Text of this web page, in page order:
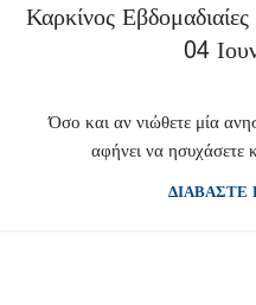
Καρκίνος
04
Όσο και αν νιώθετε μία
αφήνει να ησυχάσετε
ΔΙΑΒΑΣΤΕ